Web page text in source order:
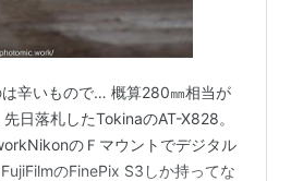
辛いもので… 概算280㎜相当が
日落札したTokinaのAT-X828。
のＦマウントでデジタル
のFinePix S3しか持ってな